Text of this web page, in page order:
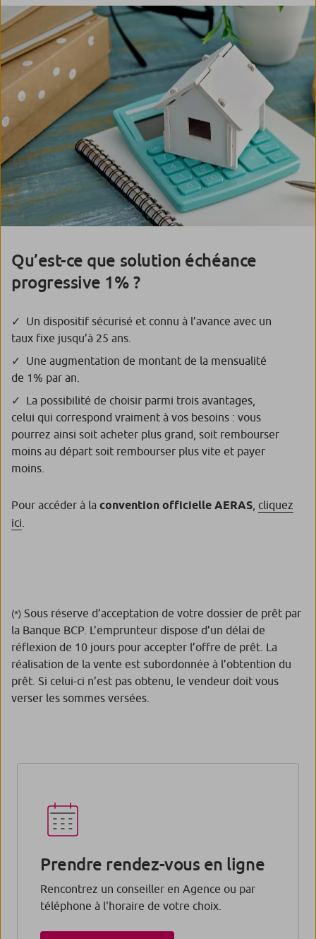
Qu’est-ce que solution échéance
progressive 1% ?
Un dispositif sécurisé et connu à l’avance avec un
taux fixe jusqu’à 25 ans.
Une augmentation de montant de la mensualité
de 1% par an.
La possibilité de choisir parmi trois avantages,
celui qui correspond vraiment à vos besoins : vous
pourrez ainsi soit acheter plus grand, soit rembourser
moins au départ soit rembourser plus vite et payer
moins.
Pour accéder à la convention officielle AERAS cliquez
ici
(*) Sous réserve d’acceptation de votre dossier de prêt par
la Banque BCP. L’emprunteur dispose d’un délai de
réflexion de 10 jours pour accepter l’offre de prêt. La
réalisation de la vente est subordonnée à l’obtention du
prêt. Si celui-ci n’est pas obtenu, le vendeur doit vous
verser les sommes versées.
Prendre rendez-vous en ligne
Rencontrez un conseiller en Agence ou par
téléphone à l'horaire de votre choix.